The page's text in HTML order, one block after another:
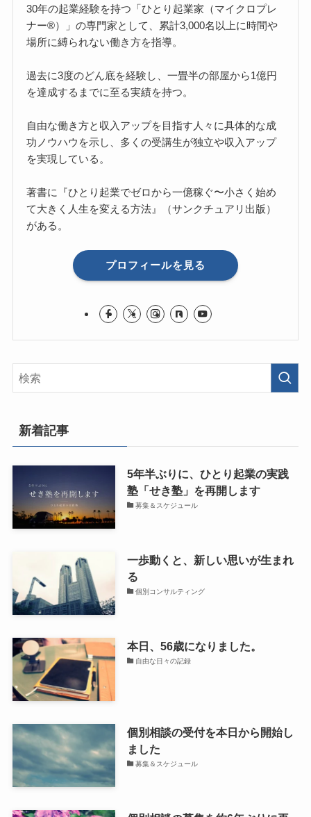
30年の起業経験を持つ「ひとり起業家（マイクロプレ
ナー®）」の専門家として、累計3,000名以上に時間や
場所に縛られない働き方を指導。
過去に3度のどん底を経験し、一畳半の部屋から1億円
を達成するまでに至る実績を持つ。
自由な働き方と収入アップを目指す人々に具体的な成
功ノウハウを示し、多くの受講生が独立や収入アップ
を実現している。
著書に『ひとり起業でゼロから一億稼ぐ〜小さく始め
て大きく人生を変える方法』（サンクチュアリ出版）
がある。
プロフィールを見る
新着記事
5年半ぶりに、ひとり起業の実践
塾「せき塾」を再開します
募集＆スケジュール
一歩動くと、新しい思いが生まれ
る
個別コンサルティング
本日、56歳になりました。
自由な日々の記録
個別相談の受付を本日から開始し
ました
募集＆スケジュール